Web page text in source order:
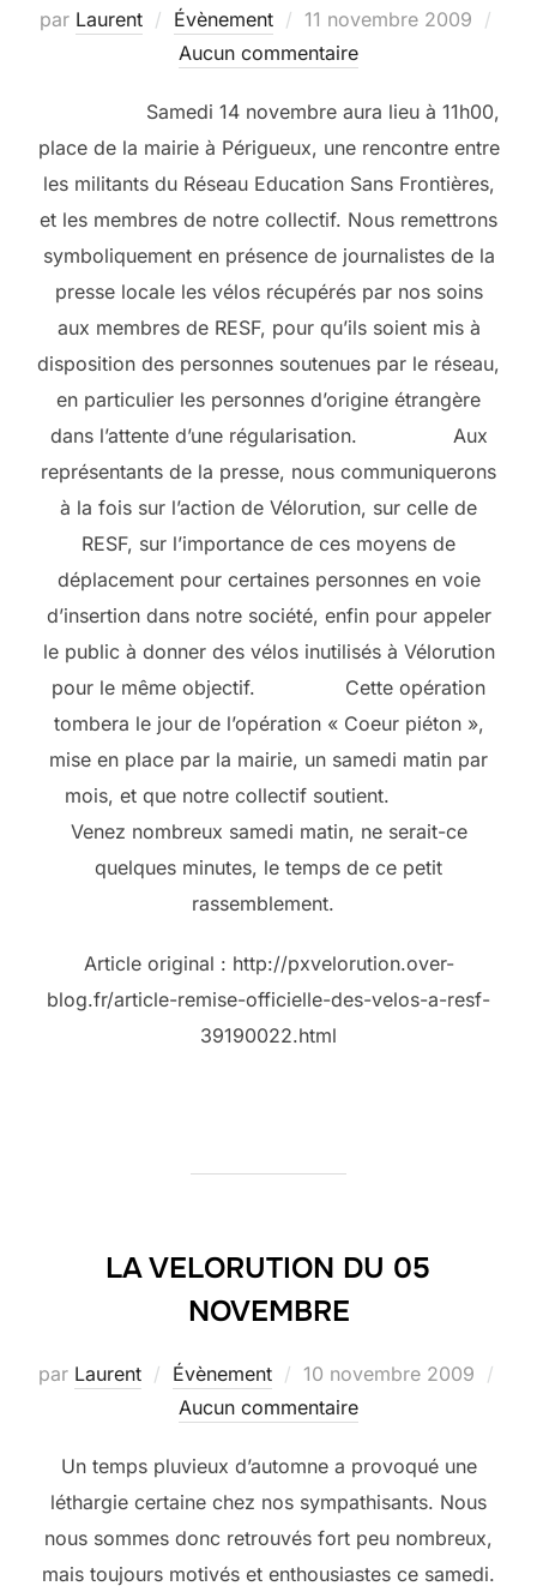
par Laurent Évènement
Publié
le
11 novembre 2009
Aucun commentaire
Samedi 14 novembre aura lieu à 11h00,
place de la mairie à Périgueux, une rencontre entre
les militants du Réseau Education Sans Frontières,
et les membres de notre collectif. Nous remettrons
symboliquement en présence de journalistes de la
presse locale les vélos récupérés par nos soins
aux membres de RESF, pour qu’ils soient mis à
disposition des personnes soutenues par le réseau,
en particulier les personnes d’origine étrangère
dans l’attente d’une régularisation. Aux
représentants de la presse, nous communiquerons
à la fois sur l’action de Vélorution, sur celle de
RESF, sur l’importance de ces moyens de
déplacement pour certaines personnes en voie
d’insertion dans notre société, enfin pour appeler
le public à donner des vélos inutilisés à Vélorution
pour le même objectif. Cette opération
tombera le jour de l’opération « Coeur piéton »,
mise en place par la mairie, un samedi matin par
mois, et que notre collectif soutient.
Venez nombreux samedi matin, ne serait-ce
quelques minutes, le temps de ce petit
rassemblement.
Article original : http://pxvelorution.over-
blog.fr/article-remise-officielle-des-velos-a-resf-
39190022.html
LA VELORUTION DU 05
NOVEMBRE
par Laurent Évènement
Publié
le
10 novembre 2009
Aucun commentaire
Un temps pluvieux d’automne a provoqué une
léthargie certaine chez nos sympathisants. Nous
nous sommes donc retrouvés fort peu nombreux,
mais toujours motivés et enthousiastes ce samedi.